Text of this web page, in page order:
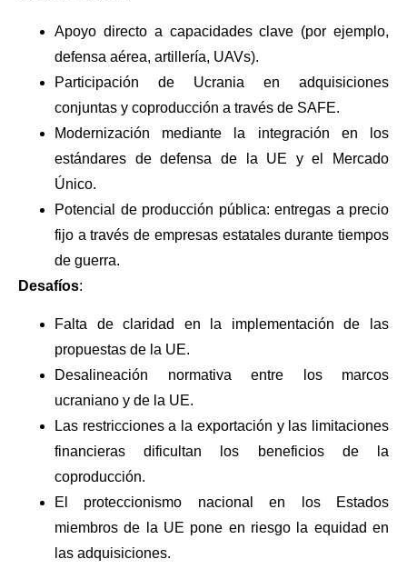
Apoyo directo a capacidades clave (por ejemplo,
defensa aérea, artillería, UAVs).
Participación de Ucrania en adquisiciones
conjuntas y coproducción a través de SAFE.
Modernización mediante la integración en los
estándares de defensa de la UE y el Mercado
Único.
Potencial de producción pública: entregas a precio
fijo a través de empresas estatales durante tiempos
de guerra.
Desafíos:
Falta de claridad en la implementación de las
propuestas de la UE.
Desalineación normativa entre los marcos
ucraniano y de la UE.
Las restricciones a la exportación y las limitaciones
financieras dificultan los beneficios de la
coproducción.
El proteccionismo nacional en los Estados
miembros de la UE pone en riesgo la equidad en
las adquisiciones.